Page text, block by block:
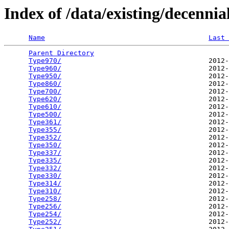
Index of /data/existing/
Name
Last
Parent Directory
Type970/
Type960/
Type950/
Type860/
Type700/
Type620/
Type610/
Type500/
Type361/
Type355/
Type352/
Type350/
Type337/
Type335/
Type332/
Type330/
Type314/
Type310/
Type258/
Type256/
Type254/
Type252/